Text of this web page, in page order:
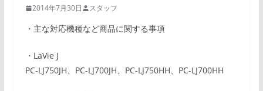
2014年7月30日 スタッフ
・主な対応機種など商品に関する事項
・LaVie J
PC-LJ750JH、PC-LJ700JH、PC-LJ750HH、PC-LJ700HH